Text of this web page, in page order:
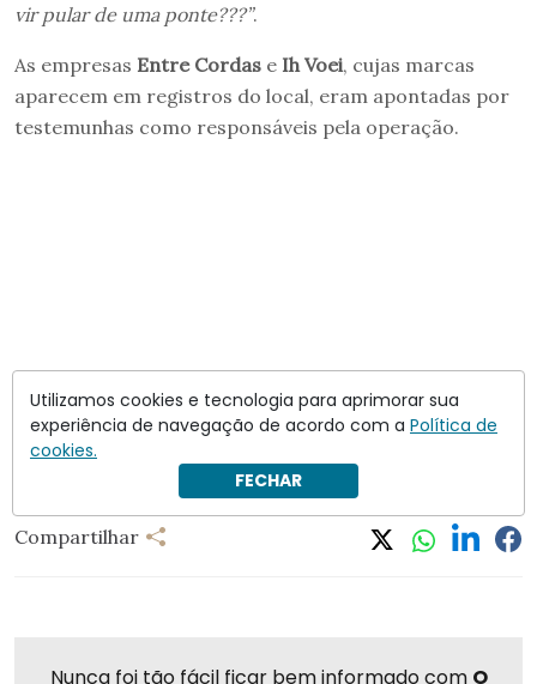
vir pular de uma ponte???”.
As empresas Entre Cordas e Ih Voei, cujas marcas
aparecem em registros do local, eram apontadas por
testemunhas como responsáveis pela operação.
Compartilhar
Nunca foi tão fácil ficar bem informado com O
Utilizamos cookies e tecnologia para aprimorar sua
experiência de navegação de acordo com a Política de
cookies.
FECHAR